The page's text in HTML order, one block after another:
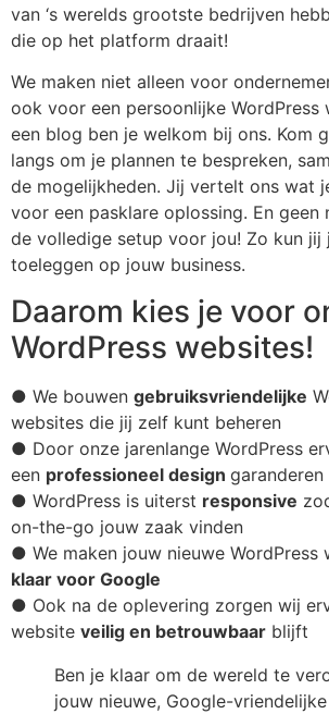
van ‘s werelds grootste bedrijven
die op het platform draait!
We maken niet alleen voor
ook voor een persoonlijke
een blog ben je welkom bij ons. Kom
langs om je plannen te bespreken,
de mogelijkheden. Jij vertelt ons wat
voor een pasklare oplossing. En geen
de volledige setup voor jou! Zo kun jij
toeleggen op jouw business.
Daarom kies je voor
WordPress websites!
● We bouwen gebruiksvriendelijke
websites die jij zelf kunt beheren
● Door onze jarenlange WordPress
een professioneel design garanderen
● WordPress is uiterst responsive
on-the-go jouw zaak vinden
● We maken jouw nieuwe WordPress
klaar voor Google
● Ook na de oplevering zorgen wij
website veilig en betrouwbaar blijft
Ben je klaar om de wereld te
jouw nieuwe, Google-